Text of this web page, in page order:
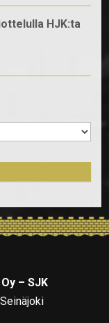
HJK:ta
– SJK